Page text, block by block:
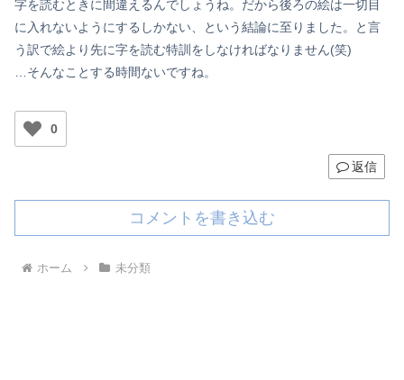
字を読むときに間違えるんでしょうね。だから後ろの絵は一切目
に入れないようにするしかない、という結論に至りました。と言
う訳で絵より先に字を読む特訓をしなければなりません(笑)
…そんなことする時間ないですね。
0
返信
コメントを書き込む
ホーム 未分類